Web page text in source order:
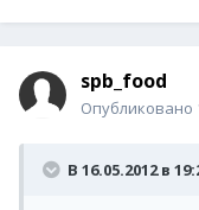
spb_food
Опубликовано
В 16.05.2012 в